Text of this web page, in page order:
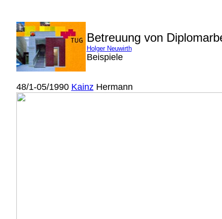
Betreuung von
Holger Neuwirth
Beispiele
48/1-05/1990 KainzHermann